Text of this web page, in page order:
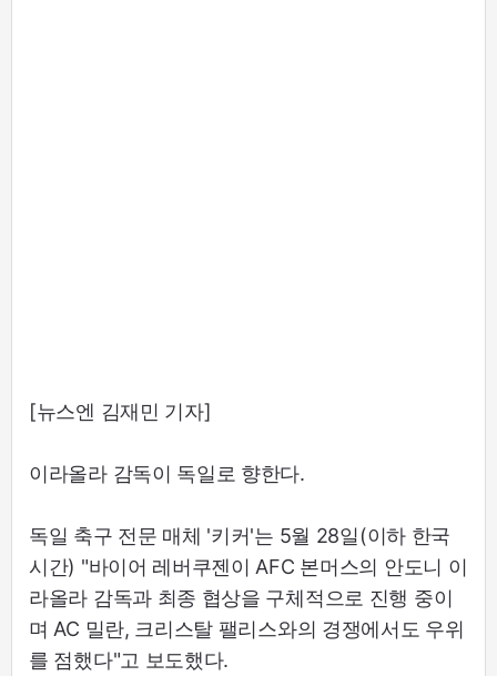
[뉴스엔 김재민 기자]
이라올라 감독이 독일로 향한다.
독일 축구 전문 매체 '키커'는 5월 28일(이하 한국
시간) "바이어 레버쿠젠이 AFC 본머스의 안도니 이
라올라 감독과 최종 협상을 구체적으로 진행 중이
며 AC 밀란, 크리스탈 팰리스와의 경쟁에서도 우위
를 점했다"고 보도했다.